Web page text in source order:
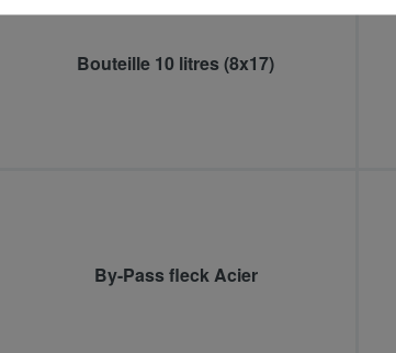
Bouteille 10 litres (8x17)
C-
By-Pass fleck Acier